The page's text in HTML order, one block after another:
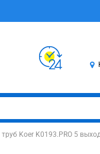
Koer K0193.PRO 5